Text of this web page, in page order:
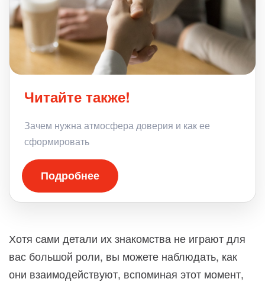
Читайте также!
Зачем нужна атмосфера доверия и как ее
сформировать
Подробнее
Хотя сами детали их знакомства не играют для
вас большой роли, вы можете наблюдать, как
они взаимодействуют, вспоминая этот момент,